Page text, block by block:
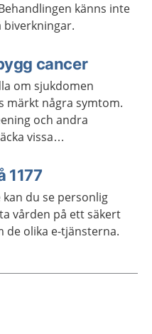
känns inte
biverkningar.
cancer
om sjukdomen
märkt några symtom.
och andra
vissa
1177
du se personlig
vården på ett säkert
de olika e-tjänsterna.